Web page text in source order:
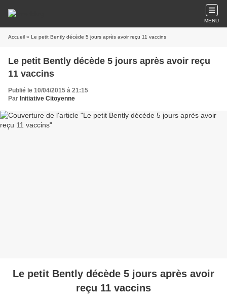
MENU
Accueil » Le petit Bently décède 5 jours après avoir reçu 11 vaccins
Le petit Bently décède 5 jours après avoir reçu
11 vaccins
Publié le 10/04/2015 à 21:15
Par Initiative Citoyenne
Le petit Bently décède 5 jours après avoir
reçu 11 vaccins